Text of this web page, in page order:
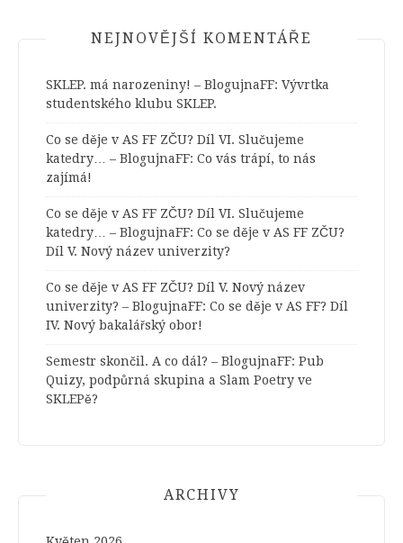
NEJNOVĚJŠÍ KOMENTÁŘE
SKLEP. má narozeniny! – BlogujnaFF: Vývrtka
studentského klubu SKLEP.
Co se děje v AS FF ZČU? Díl VI. Slučujeme
katedry… – BlogujnaFF: Co vás trápí, to nás
zajímá!
Co se děje v AS FF ZČU? Díl VI. Slučujeme
katedry… – BlogujnaFF: Co se děje v AS FF ZČU?
Díl V. Nový název univerzity?
Co se děje v AS FF ZČU? Díl V. Nový název
univerzity? – BlogujnaFF: Co se děje v AS FF? Díl
IV. Nový bakalářský obor!
Semestr skončil. A co dál? – BlogujnaFF: Pub
Quizy, podpůrná skupina a Slam Poetry ve
SKLEPě?
ARCHIVY